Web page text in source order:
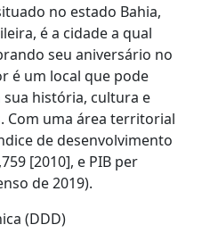
no estado Bahia,
é a cidade a qual
seu aniversário no
é um local que pode
história, cultura e
Com uma área territorial
de desenvolvimento
[2010], e PIB per
de 2019).
(DDD)